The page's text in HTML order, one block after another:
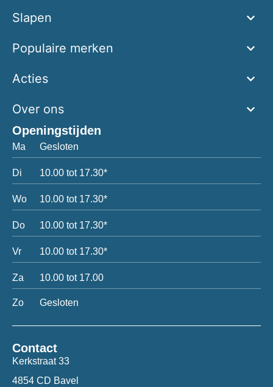
Slapen
Populaire merken
Acties
Over ons
Openingstijden
Ma Gesloten
Di 10.00 tot 17.30*
Wo 10.00 tot 17.30*
Do 10.00 tot 17.30*
Vr 10.00 tot 17.30*
Za 10.00 tot 17.00
Zo Gesloten
Contact
Kerkstraat 33
4854 CD Bavel